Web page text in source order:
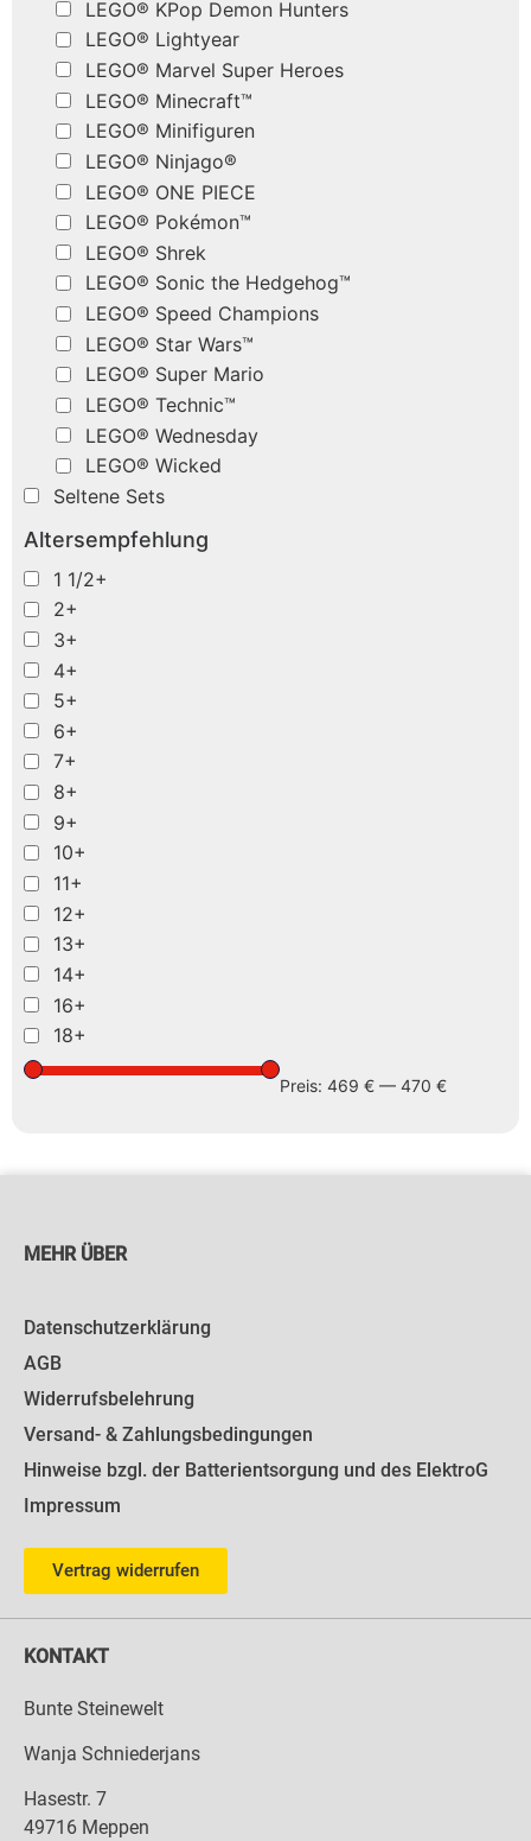
LEGO® KPop Demon Hunters
LEGO® Lightyear
LEGO® Marvel Super Heroes
LEGO® Minecraft™
LEGO® Minifiguren
LEGO® Ninjago®
LEGO® ONE PIECE
LEGO® Pokémon™
LEGO® Shrek
LEGO® Sonic the Hedgehog™
LEGO® Speed Champions
LEGO® Star Wars™
LEGO® Super Mario
LEGO® Technic™
LEGO® Wednesday
LEGO® Wicked
Seltene Sets
Altersempfehlung
1 1/2+
2+
3+
4+
5+
6+
7+
8+
9+
10+
11+
12+
13+
14+
16+
18+
Preis: 469 € — 470 €
MEHR ÜBER
Datenschutzerklärung
AGB
Widerrufsbelehrung
Versand- & Zahlungsbedingungen
Hinweise bzgl. der Batterientsorgung und des ElektroG
Impressum
Vertrag widerrufen
KONTAKT
Bunte Steinewelt
Wanja Schniederjans
Hasestr. 7
49716 Meppen